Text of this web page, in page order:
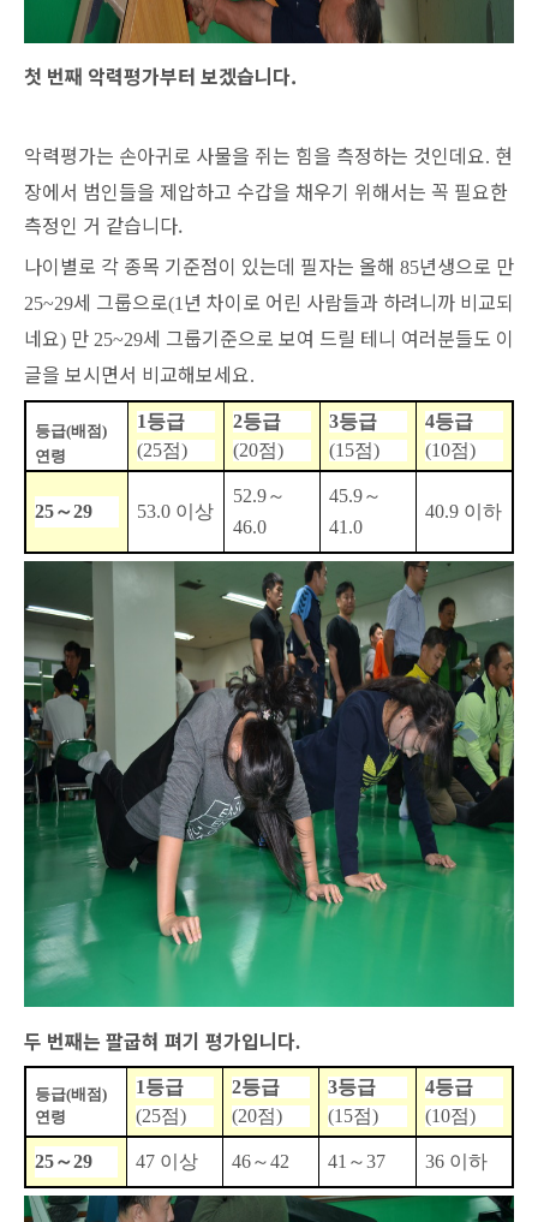
첫 번째 악력평가부터 보겠습니다.
악력평가는 손아귀로 사물을 쥐는 힘을 측정하는 것인데요. 현
장에서 범인들을 제압하고 수갑을 채우기 위해서는 꼭 필요한
측정인 거 같습니다.
나이별로 각 종목 기준점이 있는데 필자는 올해 85년생으로 만
25~29세 그룹으로(1 년 차이로 어린 사람들과 하려니까 비교되
네요) 만 25~29세 그룹기준으로 보여 드릴 테니 여러분들도 이
글을 보시면서 비교해보세요.
등급(배점 )
연령
1등급
(25점)
2등급
(20점)
3등급
(15점)
4등급
(10점)
25～29 53.0 이상
52.9～
46.0
45.9～
41.0
40.9 이하
두 번째는 팔굽혀 펴기 평가입니다.
등급(배점 )
연령
1등급
(25점)
2등급
(20점)
3등급
(15점)
4등급
(10점)
25～29 47 이상 46～42 41 ～37 36 이하